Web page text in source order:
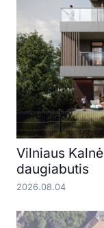
Vilniaus
daugiabutis
2026.08.04